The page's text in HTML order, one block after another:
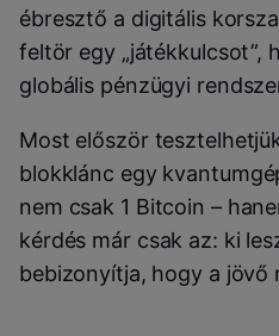
ébresztő a digitális
feltör egy „játékkulcsot”,
globális pénzügyi
Most először
blokklánc egy
nem csak 1 Bitcoin –
kérdés már csak az: ki
bebizonyítja, hogy a jövő